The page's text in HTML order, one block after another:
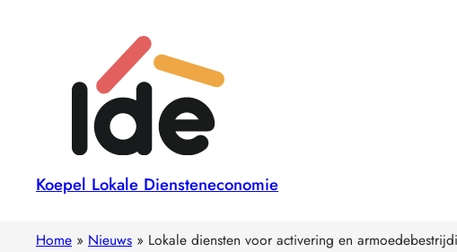
Koepel Lokale Diensteneconomie
Home » Nieuws » Lokale diensten voor activering en